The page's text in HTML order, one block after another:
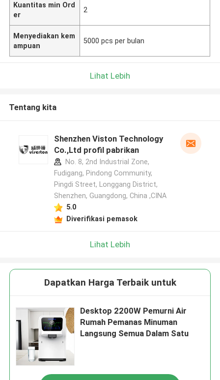
Kuantitas min Ord
er
2
Menyediakan kem
ampuan
5000 pcs per bulan
Lihat Lebih
Tentang kita
Shenzhen Viston Technology
Co.,Ltd profil pabrikan
No. 8, 2nd Industrial Zone,
Fudigang, Pindong Community,
Pingdi Street, Longgang District,
Shenzhen, Guangdong, China ,CINA
5.0
Diverifikasi pemasok
Lihat Lebih
Dapatkan Harga Terbaik untuk
Desktop 2200W Pemurni Air
Rumah Pemanas Minuman
Langsung Semua Dalam Satu